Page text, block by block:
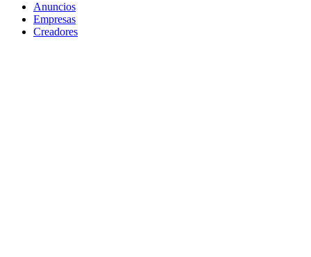
Anuncios
Empresas
Creadores